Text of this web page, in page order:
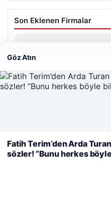
Son Eklenen Firmalar
28/04/2026
Web sitemizi nasıl
kullanıyoruz. Çerez Politikamız
Reddet Kabul Et
Göz Atın
Fatih Terim’den Arda
sözler! “Bunu herkes